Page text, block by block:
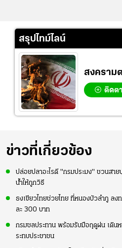
สรุปไทม์ไลน์
สงคราม
ติดต
ข่าวที่เกี่ยวข้อง
ปล่อยปลาอะไรดี "กรมประมง" ชวนสา
น้ำให้ถูกวิธี
ธงเขียวไทยช่วยไทย ที่หนองบัวลำภู ลง
ละ 300 บาท
กรมชลประทาน พร้อมรับมือฤดูฝน เดิน
ระทบประชาชน